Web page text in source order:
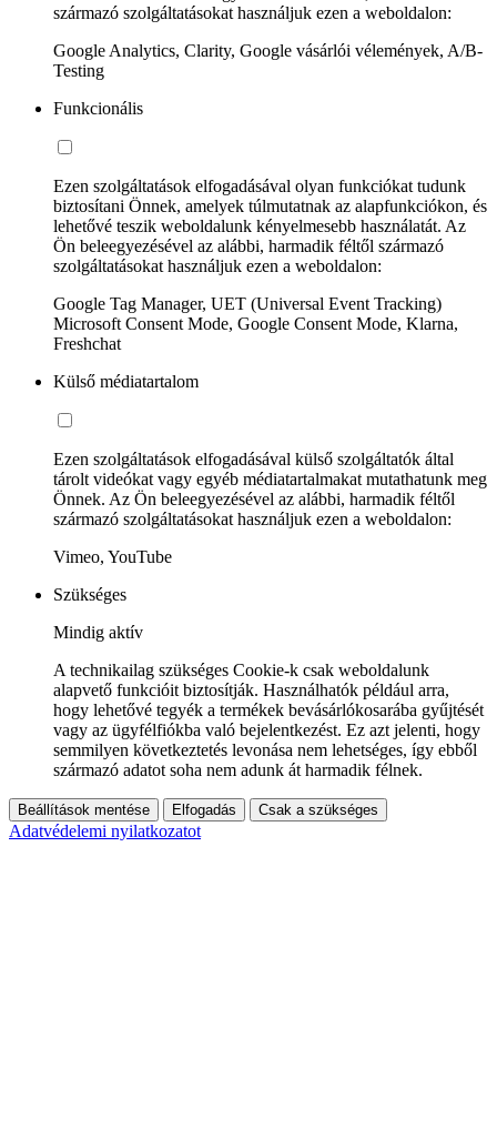
származó szolgáltatásokat használjuk ezen a weboldalon:
Google Analytics, Clarity, Google vásárlói vélemények, A/B-
Testing
Funkcionális
Ezen szolgáltatások elfogadásával olyan funkciókat tudunk
biztosítani Önnek, amelyek túlmutatnak az alapfunkciókon, és
lehetővé teszik weboldalunk kényelmesebb használatát. Az
Ön beleegyezésével az alábbi, harmadik féltől származó
szolgáltatásokat használjuk ezen a weboldalon:
Google Tag Manager, UET (Universal Event Tracking)
Microsoft Consent Mode, Google Consent Mode, Klarna,
Freshchat
Külső médiatartalom
Ezen szolgáltatások elfogadásával külső szolgáltatók által
tárolt videókat vagy egyéb médiatartalmakat mutathatunk meg
Önnek. Az Ön beleegyezésével az alábbi, harmadik féltől
származó szolgáltatásokat használjuk ezen a weboldalon:
Vimeo, YouTube
Szükséges
Mindig aktív
A technikailag szükséges Cookie-k csak weboldalunk
alapvető funkcióit biztosítják. Használhatók például arra,
hogy lehetővé tegyék a termékek bevásárlókosarába gyűjtését
vagy az ügyfélfiókba való bejelentkezést. Ez azt jelenti, hogy
semmilyen következtetés levonása nem lehetséges, így ebből
származó adatot soha nem adunk át harmadik félnek.
Beállítások mentése Elfogadás Csak a szükséges
Adatvédelemi nyilatkozatot